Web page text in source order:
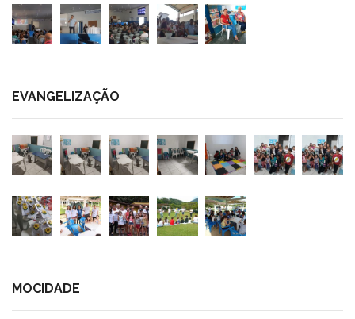
EVANGELIZAÇÃO
MOCIDADE